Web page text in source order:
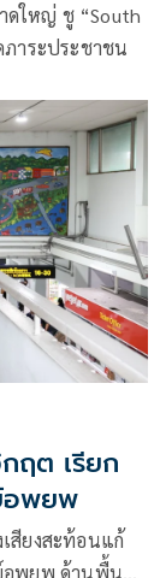
ใหญ่ ชู “South
ภาระประชาชน
ฤต เรียก
อพยพ
สียงสะท้อนแก้
อพยพ ด้านพื้นที่